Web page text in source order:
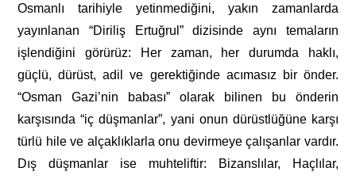
Osmanlı tarihiyle yetinmediğini, yakın zamanlarda
yayınlanan “Diriliş Ertuğrul” dizisinde aynı temaların
işlendiğini görürüz: Her zaman, her durumda haklı,
güçlü, dürüst, adil ve gerektiğinde acımasız bir önder.
“Osman Gazi’nin babası” olarak bilinen bu önderin
karşısında “iç düşmanlar”, yani onun dürüstlüğüne karşı
türlü hile ve alçaklıklarla onu devirmeye çalışanlar vardır.
Dış düşmanlar ise muhteliftir: Bizanslılar, Haçlılar,